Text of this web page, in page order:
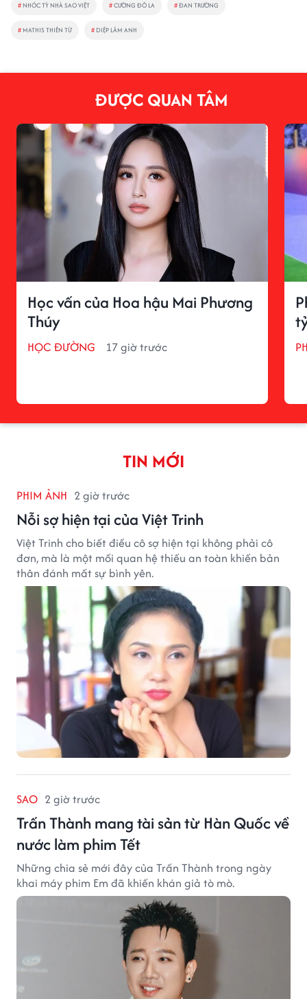
# NHÓC TỲ NHÀ SAO VIỆT #CƯỜNG ĐÔ LA #ĐAN TRƯỜNG
# MATHIS THIÊN TỪ # DIỆP LÂM ANH
ĐƯỢC QUAN TÂM
Học vấn của Hoa hậu Mai Phương
Thúy
HỌC ĐƯỜNG 17 giờ trước
TIN MỚI
PHIM ẢNH 2 giờ trước
Nỗi sợ hiện tại của Việt Trinh
Việt Trinh cho biết điều cô sợ hiện tại không phải cô
đơn, mà là một mối quan hệ thiếu an toàn khiến bản
thân đánh mất sự bình yên.
SAO 2 giờ trước
Trấn Thành mang tài sản từ Hàn Quốc về
nước làm phim Tết
Những chia sẻ mới đây của Trấn Thành trong ngày
khai máy phim Em đã khiến khán giả tò mò.